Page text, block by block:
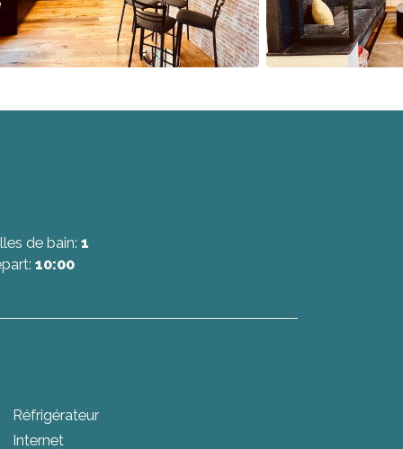
de bain: 1
10:00
Réfrigérateur
Internet